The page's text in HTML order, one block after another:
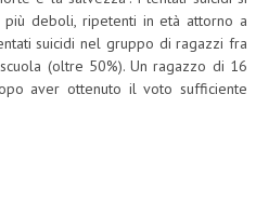
deboli, ripetenti in età attorno a
suicidi nel gruppo di ragazzi fra
(oltre 50%). Un ragazzo di 16
aver ottenuto il voto sufficiente